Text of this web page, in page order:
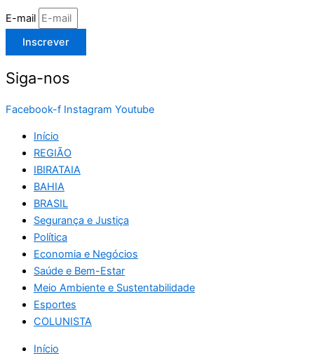
E-mail
Inscrever
Siga-nos
Facebook-f Instagram Youtube
Início
REGIÃO
IBIRATAIA
BAHIA
BRASIL
Segurança e Justiça
Política
Economia e Negócios
Saúde e Bem-Estar
Meio Ambiente e Sustentabilidade
Esportes
COLUNISTA
Início